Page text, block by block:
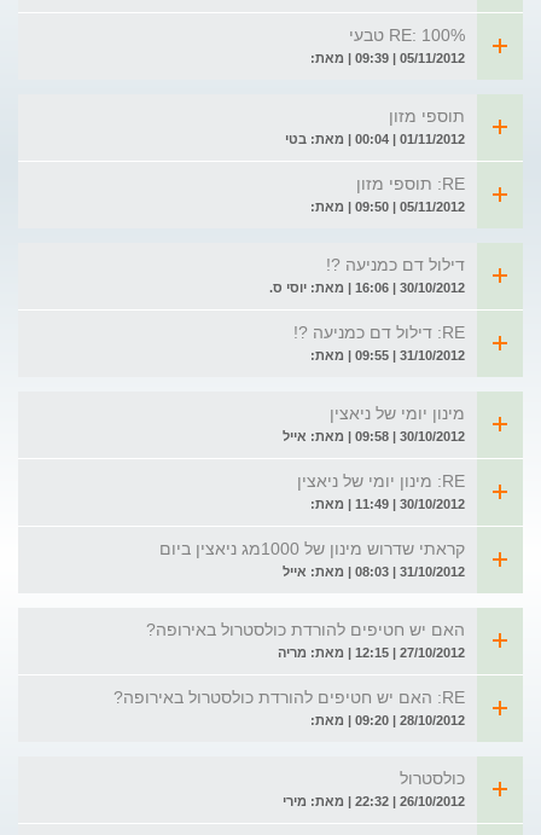
RE: 100% טבעי
05/11/2012 | 09:39 | מאת:
תוספי מזון
01/11/2012 | 00:04 | מאת: בטי
RE: תוספי מזון
05/11/2012 | 09:50 | מאת:
דילול דם כמניעה ?!
30/10/2012 | 16:06 | מאת: יוסי ס.
RE: דילול דם כמניעה ?!
31/10/2012 | 09:55 | מאת:
מינון יומי של ניאצין
30/10/2012 | 09:58 | מאת: אייל
RE: מינון יומי של ניאצין
30/10/2012 | 11:49 | מאת:
קראתי שדרוש מינון של 1000מג ניאצין ביום
31/10/2012 | 08:03 | מאת: אייל
האם יש חטיפים להורדת כולסטרול באירופה?
27/10/2012 | 12:15 | מאת: מריה
RE: האם יש חטיפים להורדת כולסטרול באירופה?
28/10/2012 | 09:20 | מאת:
כולסטרול
26/10/2012 | 22:32 | מאת: מירי